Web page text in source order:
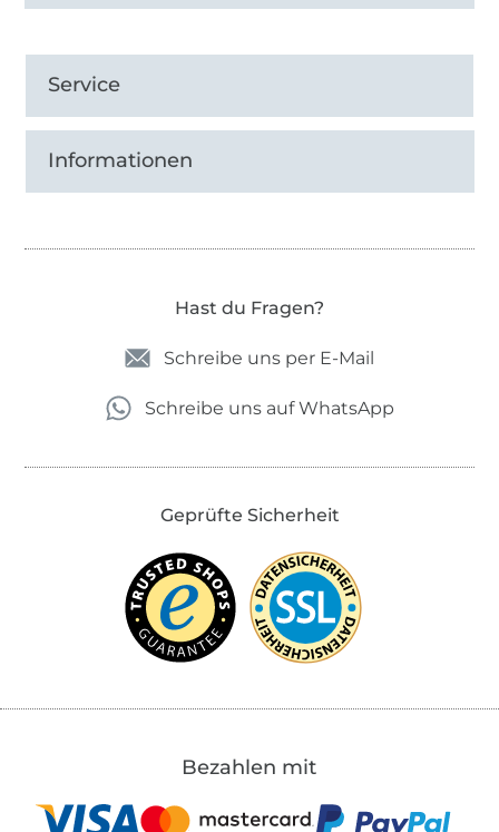
Service
Informationen
Hast du Fragen?
Schreibe uns per E-Mail
Schreibe uns auf WhatsApp
Geprüfte Sicherheit
Bezahlen mit